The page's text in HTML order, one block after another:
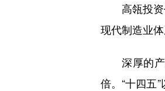
高瓴投
现代制造业
深厚的
倍。“十四五